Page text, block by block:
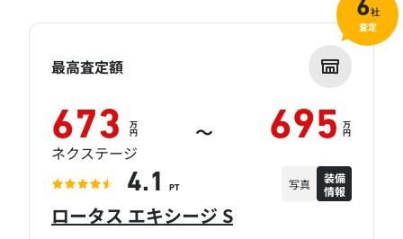
ロータス エキシージ S
最高査定額
673 万
円 ～ 695 万
円
ネクステージ
4.1 PT 写真
装備
情報
6社
査定